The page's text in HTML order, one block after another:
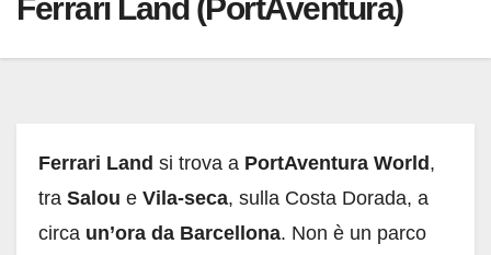
Ferrari Land (PortAventura)
Ferrari Land si trova a PortAventura World,
tra Salou e Vila-seca, sulla Costa Dorada, a
circa un’ora da Barcellona. Non è un parco